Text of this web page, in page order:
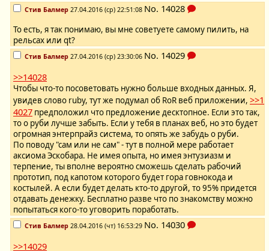
Стив Балмер 27.04.2016 (ср) 22:51:08 No. 14028
То есть, я так понимаю, вы мне советуете самому пилить, на
рельсах или qt?
Стив Балмер 27.04.2016 (ср) 23:30:06 No. 14029
>>14028
Чтобы что-то посоветовать нужно больше входных данных. Я,
увидев слово ruby, тут же подумал об RoR веб приложении, >>1
4027 предположил что предложение десктопное. Если это так,
то о руби лучше забыть. Если у тебя в планах веб, но это будет
огромная энтерпрайз система, то опять же забудь о руби.
По поводу "сам или не сам" - тут в полной мере работает
аксиома Эскобара. Не имея опыта, но имея энтузиазм и
терпение, ты вполне вероятно сможешь сделать рабочий
прототип, под капотом которого будет гора говнокода и
костылей. А если будет делать кто-то другой, то 95% придется
отдавать денежку. Бесплатно разве что по знакомству можно
попытаться кого-то уговорить поработать.
Стив Балмер 28.04.2016 (чт) 16:53:29 No. 14030
>>14029